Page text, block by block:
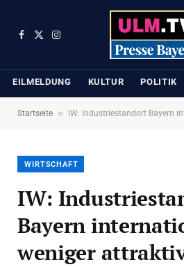
Facebook
X
Instagram
EILMELDUNG KULTUR POLITIK
Startseite » IW: Industriestandort Bayern
WIRTSCHAFT
IW:
Bayern
weniger